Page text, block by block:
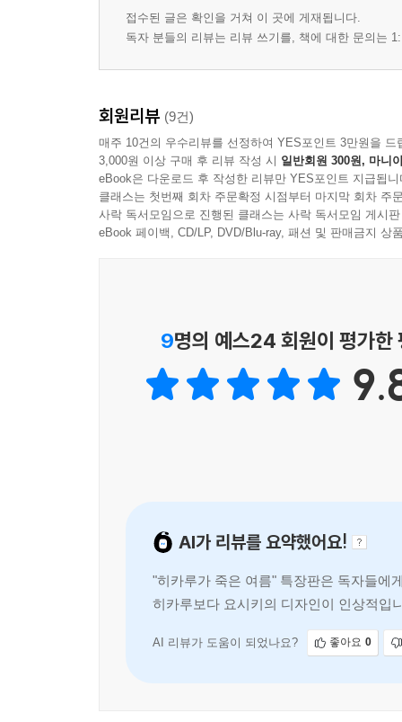
접수된 글은 확인을 거쳐 이 곳에 게재됩니다.
독자 분들의 리뷰는 리뷰 쓰기를, 책에 대한 문의는
회원리뷰 (9건)
매주 10건의 우수리뷰를 선정하여 YES포인트 3만원을 드
3,000원 이상 구매 후 리뷰 작성 시 일반회원 300원, 마니
eBook은 다운로드 후 작성한 리뷰만 YES포인트 지급됩니
클래스는 첫번째 회차 주문확정 시점부터 마지막 회차 주
사락 독서모임으로 진행된 클래스는 사락 독서모임 게시
eBook 페이백, CD/LP, DVD/Blu-ray, 패션 및 판매금지 상
9명의 예스24 회원이 평가한
AI가 리뷰를 요약했어요!
"히카루가 죽은 여름" 특장판은 독자들에
히카루보다 요시키의 디자인이 인상적입